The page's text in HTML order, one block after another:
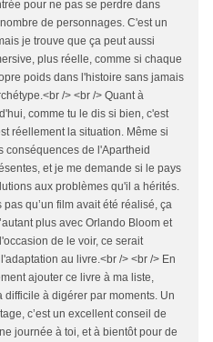
pour ne pas se perdre dans
de personnages. C'est un
je trouve que ça peut aussi
plus réelle, comme si chaque
poids dans l'histoire sans jamais
/> <br /> Quant à
comme tu le dis si bien, c'est
réellement la situation. Même si
conséquences de l'Apartheid
et je me demande si le pays
aux problèmes qu'il a hérités.
qu’un film avait été réalisé, ça
plus avec Orlando Bloom et
de le voir, ce serait
au livre.<br /> <br /> En
ajouter ce livre à ma liste,
difficile à digérer par moments. Un
c’est un excellent conseil de
journée à toi, et à bientôt pour de